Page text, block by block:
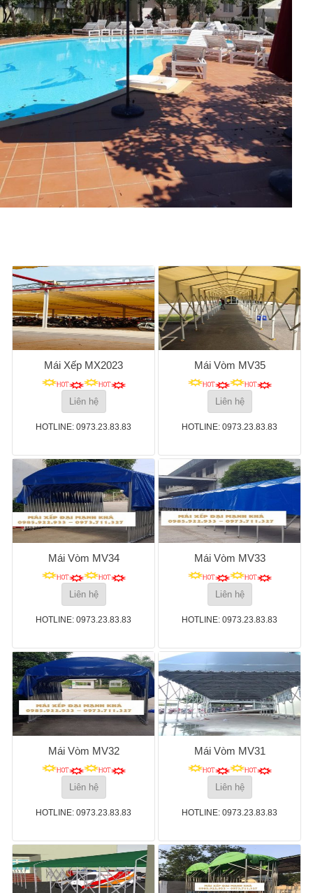
Mái Xếp MX2023
Liên hệ
HOTLINE: 0973.23.83.83
Mái Vòm MV35
Liên hệ
HOTLINE: 0973.23.83.83
Mái Vòm MV34
Liên hệ
HOTLINE: 0973.23.83.83
Mái Vòm MV33
Liên hệ
HOTLINE: 0973.23.83.83
Mái Vòm MV32
Liên hệ
HOTLINE: 0973.23.83.83
Mái Vòm MV31
Liên hệ
HOTLINE: 0973.23.83.83